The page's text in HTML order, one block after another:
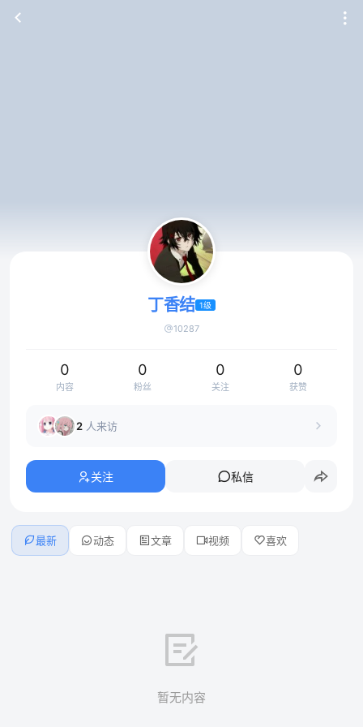
丁香结 1级
10287
0
内容
0
粉丝
0
关注
0
获赞
2 人来访
关注 私信
最新 动态 文章 视频 喜欢
暂无内容